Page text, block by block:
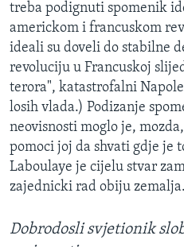
Jezici
treba podignuti spomenik
americkom i francuskom
ideali su doveli do stabilne
revoluciju u Francuskoj
terora", katastrofalni
losih vlada.) Podizanje
neovisnosti moglo je,
pomoci joj da shvati gdje je
Laboulaye je cijelu stvar
zajednicki rad obiju zemalja.
Dobrodosli svjetionik